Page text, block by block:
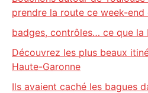
prendre la route ce week-
badges, contrôles… ce que la
Découvrez les plus beaux
Haute-Garonne
Ils avaient caché les bagues